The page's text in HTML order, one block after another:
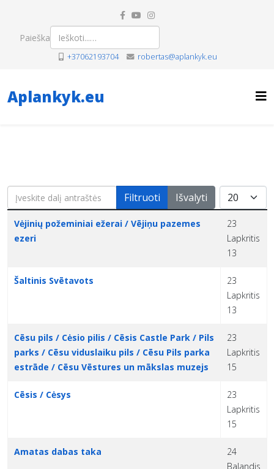
Paieška
+37062193704 robertas@aplankyk.eu
Aplankyk.eu
Įveskite dalį antraštės Filtruoti Išvalyti Rodyti po
Pavadinimas Sukūrimo data
Vėjinių požeminiai ežerai / Vējiņu pazemes
ezeri
23
Lapkritis
13
Šaltinis Svētavots
23
Lapkritis
13
Cēsu pils / Cėsio pilis / Cēsis Castle Park / Pils
parks / Cēsu viduslaiku pils / Cēsu Pils parka
estrāde / Cēsu Vēstures un mākslas muzejs
23
Lapkritis
15
Cēsis / Cėsys
23
Lapkritis
15
Amatas dabas taka
24
Balandis